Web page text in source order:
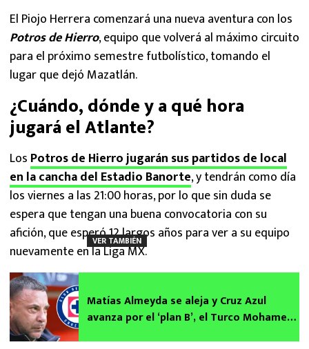
El Piojo Herrera comenzará una nueva aventura con los
Potros de Hierro, equipo que volverá al máximo circuito
para el próximo semestre futbolístico, tomando el
lugar que dejó Mazatlán.
¿Cuándo, dónde y a qué hora
jugará el Atlante?
Los Potros de Hierro jugarán sus partidos de local
en la cancha del Estadio Banorte, y tendrán como día
los viernes a las 21:00 horas, por lo que sin duda se
espera que tengan una buena convocatoria con su
afición, que esperó 12 largos años para ver a su equipo
nuevamente en la Liga MX.
VER TAMBIÉN
Matías Almeyda se aleja y Cruz Azul
avanza por el ‘plan B’, el Turco Mohamed,